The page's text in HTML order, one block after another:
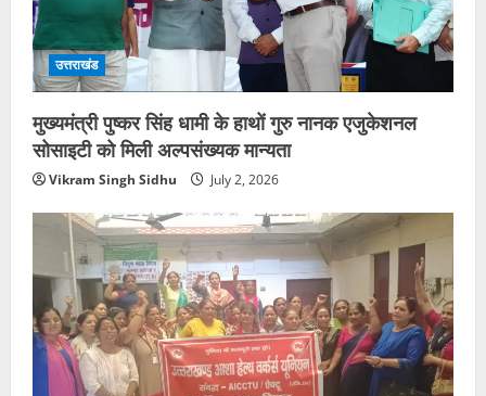
उत्तराखंड
मुख्यमंत्री पुष्कर सिंह धामी के हाथों गुरु नानक एजुकेशनल
सोसाइटी को मिली अल्पसंख्यक मान्यता
Vikram Singh Sidhu July 2, 2026